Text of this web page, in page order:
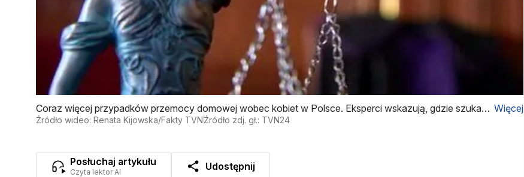
Coraz więcej przypadków przemocy domowej wobec kobiet w Polsce. Eksperci wskazują, gdzie szukać
pomocy (materiał z lutego 2025 r.)
Więcej
Źródło wideo: Renata Kijowska/Fakty TVNŹródło zdj. gł.: TVN24
Posłuchaj artykułu
Czyta lektor AI Udostępnij